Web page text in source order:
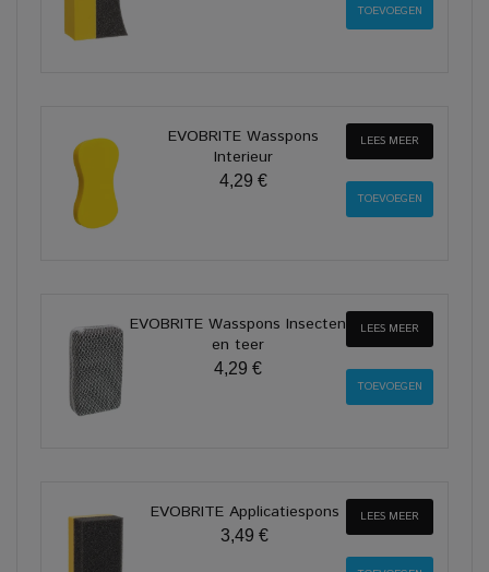
EVOBRITE Wasspons
Interieur
4,29 €
LEES MEER
EVOBRITE Wasspons Insecten
en teer
4,29 €
LEES MEER
EVOBRITE Applicatiespons
3,49 €
LEES MEER